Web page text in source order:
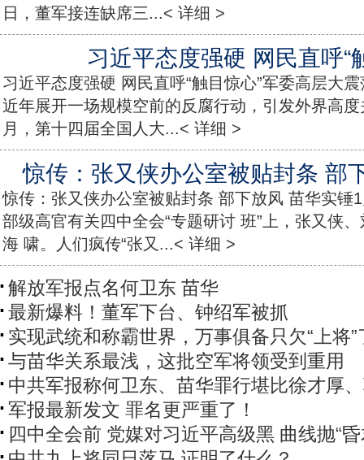
日，董军接连缺席三...< 详细 >
习近平态度强硬 网民直呼“
习近平态度强硬 网民直呼“触目惊心”军委高层大
近年展开一场规模空前的反腐行动，引发外界高
月，第十四届全国人大...< 详细 >
惊传：张又侠办公室被贴封条 部
惊传：张又侠办公室被贴封条 部下放风 苗华实锤
部级高官有关四中全会“专题研讨 班”上，张又侠
海 啸。人们疯传“张又...< 详细 >
解放军报点名何卫东 苗华
最新爆料！董军下台、钟绍军被抓
实现武统和称霸世界，万事俱备只欠“上将”
与苗华关系最浅，这批空军将领受到重用
中共军报称何卫东、苗华罪行堪比徐才厚
军报最新发文 罪名更严重了！
四中全会前 党媒对习近平高级黑 曲线抛“昏